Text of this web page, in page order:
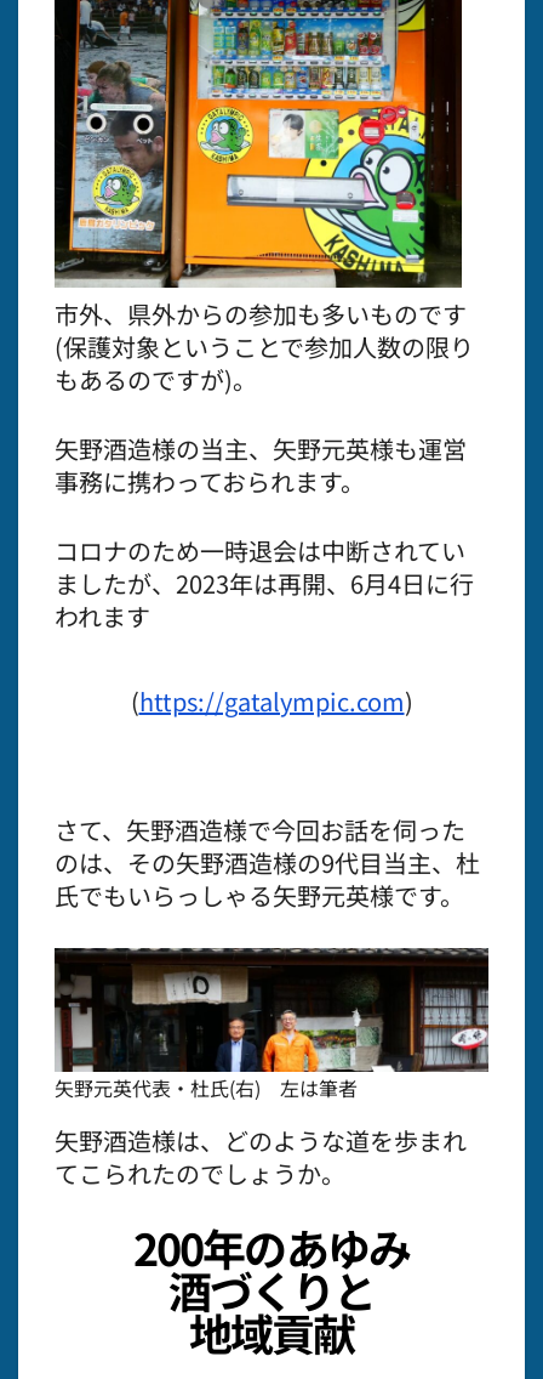
市外、県外からの参加も多いものです
(保護対象ということで参加人数の限り
もあるのですが)。
矢野酒造様の当主、矢野元英様も運営
事務に携わっておられます。
コロナのため一時退会は中断されてい
ましたが、2023年は再開、6月4日に行
われます
(https://gatalympic.com)
さて、矢野酒造様で今回お話を伺った
のは、その矢野酒造様の9代目当主、杜
氏でもいらっしゃる矢野元英様です。
矢野元英代表・杜氏(右) 左は筆者
矢野酒造様は、どのような道を歩まれ
てこられたのでしょうか。
200年のあゆみ
酒づくりと
地域貢献